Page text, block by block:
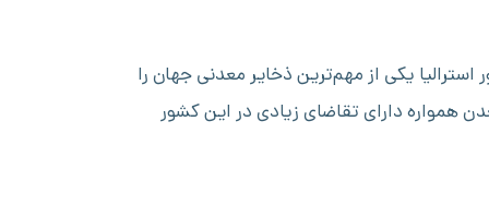
یکی از مهم‌ترین ذخایر معدنی جهان را
دارای تقاضای زیادی در این کشور